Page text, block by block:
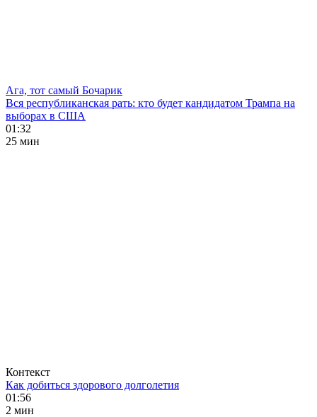
Ага, тот самый Бочарик
Вся республиканская рать: кто будет кандидатом Трампа на
выборах в США
01:32
25 мин
Контекст
Как добиться здорового долголетия
01:56
2 мин